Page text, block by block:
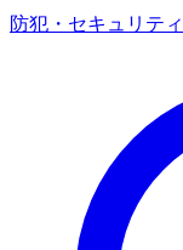
防犯・セキュリティ